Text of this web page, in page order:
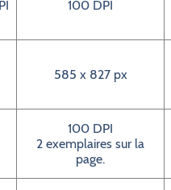
100 DPI
585 x 827 px
100 DPI
2 exemplaires sur la
page.